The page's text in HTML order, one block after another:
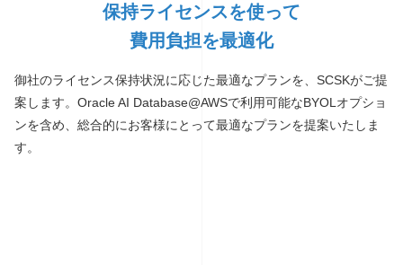
保持ライセンスを使って
費用負担を最適化
御社のライセンス保持状況に応じた最適なプランを、SCSKがご提
案します。Oracle AI Database@AWSで利用可能なBYOLオプショ
ンを含め、総合的にお客様にとって最適なプランを提案いたしま
す。